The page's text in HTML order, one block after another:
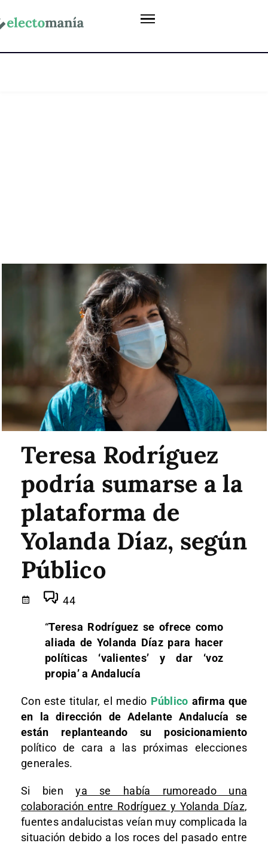
Teresa Rodríguez
podría sumarse a la
plataforma de
Yolanda Díaz, según
Público
44
“Teresa Rodríguez se ofrece como
aliada de Yolanda Díaz para hacer
políticas ‘valientes’ y dar ‘voz
propia’ a Andalucía
Con este titular, el medio Público afirma que
en la dirección de Adelante Andalucía se
están replanteando su posicionamiento
político de cara a las próximas elecciones
generales.
Si bienya se había rumoreado una
colaboración entre Rodríguez y Yolanda Díaz,
fuentes andalucistas veían muy complicada la
situación debido a los roces del pasado entre